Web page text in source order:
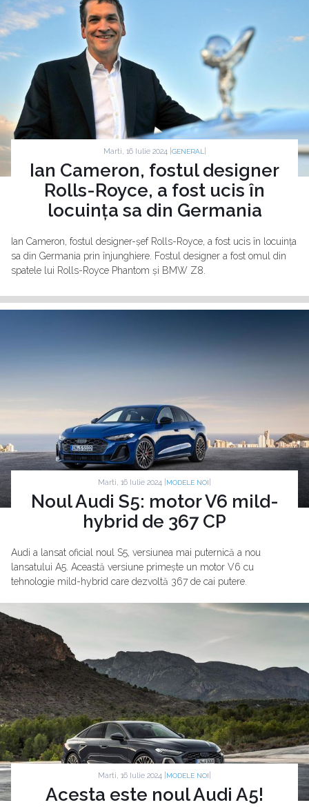
Marti, 16 Iulie 2024 | GENERAL
Ian Cameron, fostul designer
Rolls-Royce, a fost ucis în
locuința sa din Germania
Ian Cameron, fostul designer-șef Rolls-Royce, a fost ucis în locuința
sa din Germania prin înjunghiere. Fostul designer a fost omul din
spatele lui Rolls-Royce Phantom și BMW Z8.
Marti, 16 Iulie 2024 | MODELE NOI
Noul Audi S5: motor V6 mild-
hybrid de 367 CP
Audi a lansat oficial noul S5, versiunea mai puternică a nou
lansatului A5. Această versiune primește un motor V6 cu
tehnologie mild-hybrid care dezvoltă 367 de cai putere.
Marti, 16 Iulie 2024 | MODELE NOI
Acesta este noul Audi A5!